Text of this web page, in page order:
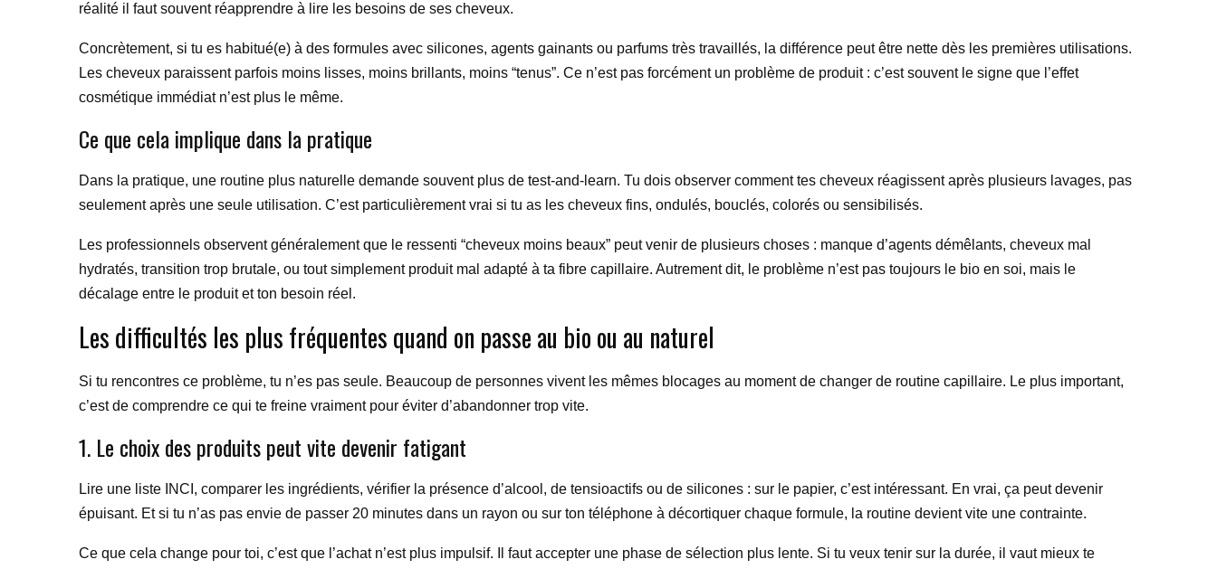
réalité il faut souvent réapprendre à lire les besoins de ses cheveux.
Concrètement, si tu es habitué(e) à des formules avec silicones, agents gainants ou parfums très travaillés, la différence peut être nette dès les premières utilisations.
Les cheveux paraissent parfois moins lisses, moins brillants, moins “tenus”. Ce n’est pas forcément un problème de produit : c’est souvent le signe que l’effet
cosmétique immédiat n’est plus le même.
Ce que cela implique dans la pratique
Dans la pratique, une routine plus naturelle demande souvent plus de test-and-learn. Tu dois observer comment tes cheveux réagissent après plusieurs lavages, pas
seulement après une seule utilisation. C’est particulièrement vrai si tu as les cheveux fins, ondulés, bouclés, colorés ou sensibilisés.
Les professionnels observent généralement que le ressenti “cheveux moins beaux” peut venir de plusieurs choses : manque d’agents démêlants, cheveux mal
hydratés, transition trop brutale, ou tout simplement produit mal adapté à ta fibre capillaire. Autrement dit, le problème n’est pas toujours le bio en soi, mais le
décalage entre le produit et ton besoin réel.
Les difficultés les plus fréquentes quand on passe au bio ou au naturel
Si tu rencontres ce problème, tu n’es pas seule. Beaucoup de personnes vivent les mêmes blocages au moment de changer de routine capillaire. Le plus important,
c’est de comprendre ce qui te freine vraiment pour éviter d’abandonner trop vite.
1. Le choix des produits peut vite devenir fatigant
Lire une liste INCI, comparer les ingrédients, vérifier la présence d’alcool, de tensioactifs ou de silicones : sur le papier, c’est intéressant. En vrai, ça peut devenir
épuisant. Et si tu n’as pas envie de passer 20 minutes dans un rayon ou sur ton téléphone à décortiquer chaque formule, la routine devient vite une contrainte.
Ce que cela change pour toi, c’est que l’achat n’est plus impulsif. Il faut accepter une phase de sélection plus lente. Si tu veux tenir sur la durée, il vaut mieux te